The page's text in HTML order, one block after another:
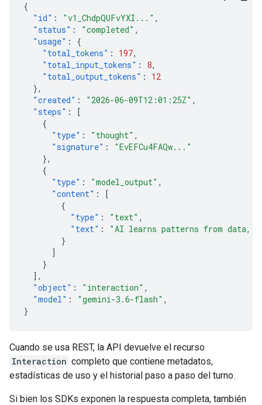
{
"id" : "v1_ChdpQUFvYXI..." ,
"status" : "completed" ,
"usage" :
{
"total_tokens" : 197,
"total_input_tokens" : 8,
"total_output_tokens" :
12
},
"created" : "2026-06-09T12:01:25Z" ,
"steps" :
[
{
"type" : "thought" ,
"signature" :
"EvEFCu4FAQw..."
},
{
"type" : "model_output" ,
"content" :
[
{
"type" : "text" ,
"text" :
"AI learns patterns from data,
}
]
}
],
"object" : "interaction" ,
"model" : "gemini-3.6-flash" ,
}
Cuando se usa REST, la API devuelve el recurso
Interaction completo que contiene metadatos,
estadísticas de uso y el historial paso a paso del turno.
Si bien los SDKs exponen la respuesta completa, también